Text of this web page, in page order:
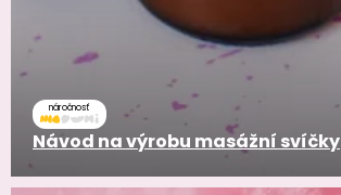
náročnosť
Návod na výrobu masážní svíčky